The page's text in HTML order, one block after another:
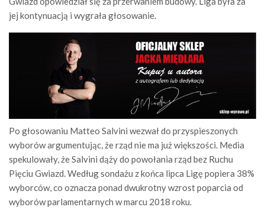
jej kontynuacją i wygrała głosowanie.
Po głosowaniu Matteo Salvini wezwał do przyspieszonych
wyborów argumentując, że rząd nie ma już większości. Media
spekulowały, że Salvini dąży do powołania rząd bez Ruchu
Pięciu Gwiazd. Według sondażu z końca lipca Ligę popiera 38%
wyborców, co oznacza ponad dwukrotny wzrost poparcia od
wyborów parlamentarnych w marcu 2018 roku.